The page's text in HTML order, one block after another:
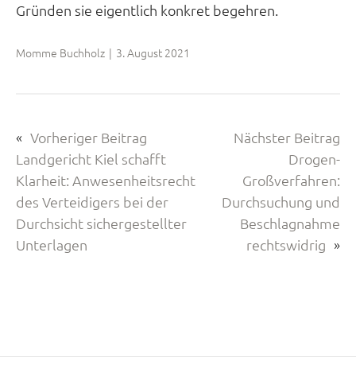
Gründen sie eigentlich konkret begehren.
Momme Buchholz | 3. August 2021
« Vorheriger Beitrag
Landgericht Kiel schafft
Klarheit: Anwesenheitsrecht
des Verteidigers bei der
Durchsicht sichergestellter
Unterlagen
Nächster Beitrag
Drogen-
Großverfahren:
Durchsuchung und
Beschlagnahme
rechtswidrig »